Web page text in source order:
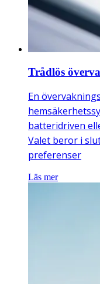
Trådlös
En
batteridriven
Valet beror i
preferenser
Läs mer